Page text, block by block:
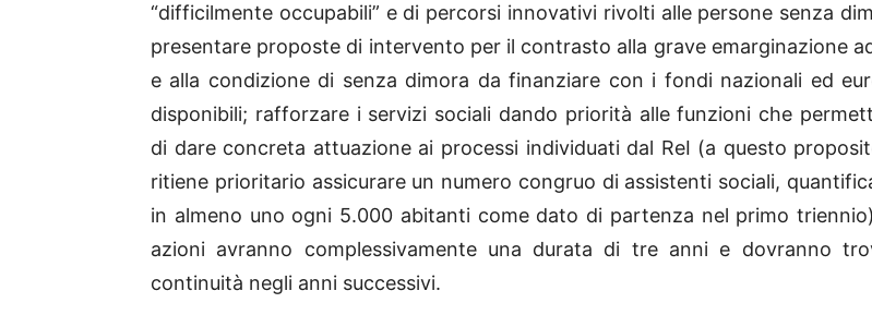
“difficilmente occupabili” e di percorsi innovativi rivolti alle persone senza
presentare proposte di intervento per il contrasto alla grave emarginazione
e alla condizione di senza dimora da finanziare con i fondi nazionali ed
disponibili; rafforzare i servizi sociali dando priorità alle funzioni che
di dare concreta attuazione ai processi individuati dal ReI (a questo
ritiene prioritario assicurare un numero congruo di assistenti sociali,
in almeno uno ogni 5.000 abitanti come dato di partenza nel primo
azioni avranno complessivamente una durata di tre anni e dovranno
continuità negli anni successivi.